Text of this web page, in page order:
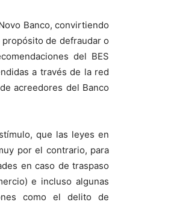
Banco, convirtiendo
de defraudar o
del BES
a través de la red
acreedores del Banco
que las leyes en
por el contrario, para
en caso de traspaso
e incluso algunas
como el delito de